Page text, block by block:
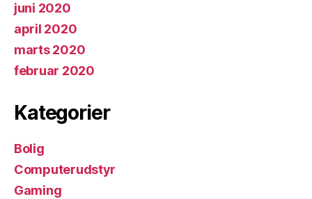
juni 2020
april 2020
marts 2020
februar 2020
Kategorier
Bolig
Computerudstyr
Gaming